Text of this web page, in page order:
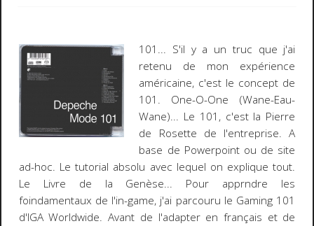
101 ... S'il y a un truc que j'ai
retenu de mon expérience
américaine, c'est le concept de
101. One-O-One (Wane-Eau-
Wane)... Le 101, c'est la Pierre
de Rosette de l'entreprise. A
base de Powerpoint ou de site
ad-hoc. Le tutorial absolu avec lequel on explique tout.
Le Livre de la Genèse... Pour apprndre les
foindamentaux de l'in-game, j'ai parcouru le Gaming 101
d'IGA Worldwide. Avant de l'adapter en français et de